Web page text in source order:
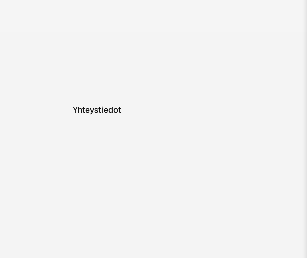
Yhteystiedot